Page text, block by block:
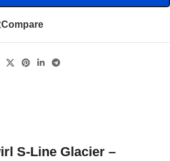
Compare
S-Line Glacier –